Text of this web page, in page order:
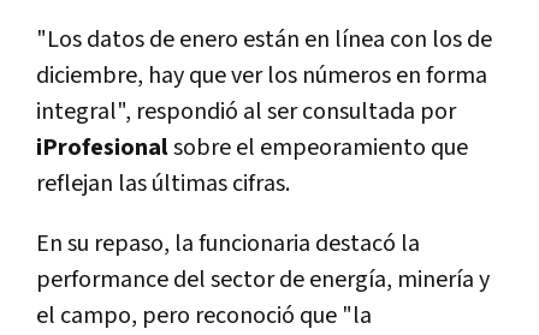
"Los datos de enero están en línea con los de
diciembre, hay que ver los números en forma
integral", respondió al ser consultada por
iProfesionalsobre el empeoramiento que
reflejan las últimas cifras.
En su repaso, la funcionaria destacó la
performance del sector de energía, minería y
el campo, pero reconoció que "la